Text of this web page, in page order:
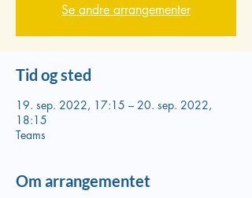
Se andre arrangementer
Tid og sted
19. sep. 2022, 17:15 – 20. sep. 2022,
18:15
Teams
Om arrangementet